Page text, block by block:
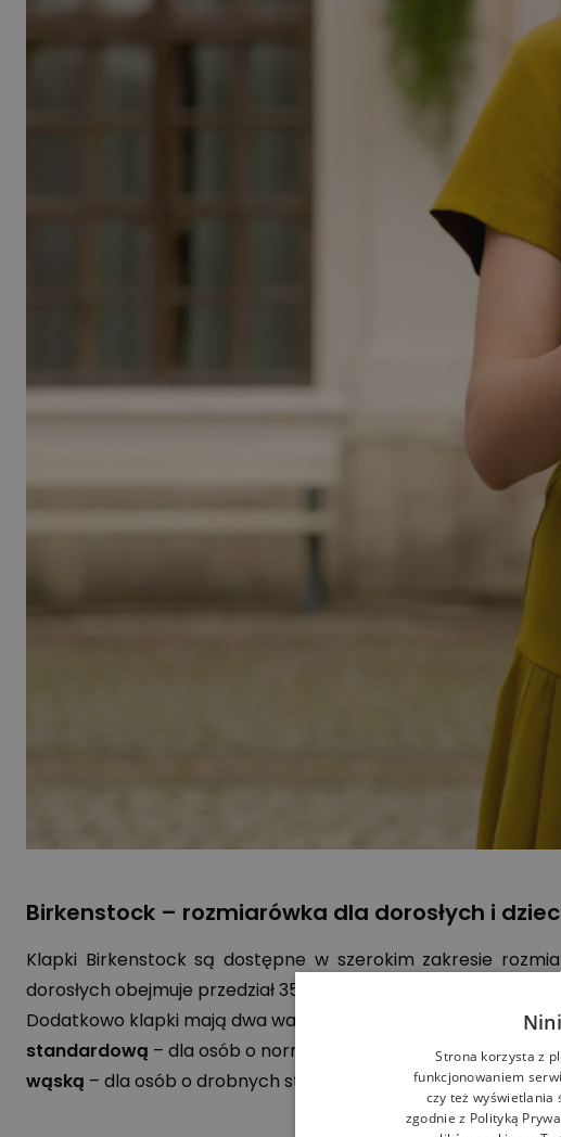
Birkenstock – rozmiarówka dla dorosłych i
Klapki Birkenstock są dostępne w szerokim zakresie
dorosłych obejmuje przedział 35-50. Natomiast
Dodatkowo klapki mają dwa warianty szerokości oznaczone
standardową – dla osób o normalnych i tęższych stopach –
wąską – dla osób o drobnych stopach – wypełniony symbol.
Strona korzysta z
funkcjonowaniem
czy też
zgodnie z Polityką